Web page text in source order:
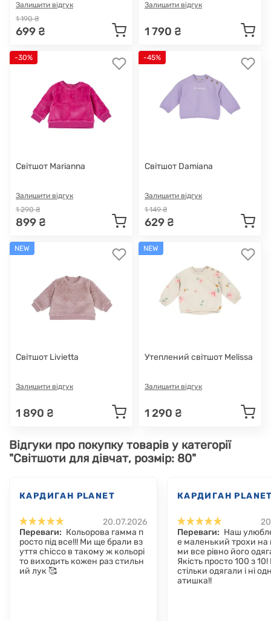
Залишити відгук
1 190 ₴
699 ₴
Залишити відгук
1 790 ₴
-30%
Світшот Marianna
Залишити відгук
1 290 ₴
899 ₴
-45%
Світшот Damiana
Залишити відгук
1 149 ₴
629 ₴
NEW
Світшот Livietta
Залишити відгук
1 890 ₴
NEW
Утеплений світшот Melissa
Залишити відгук
1 290 ₴
Відгуки про покупку товарів у категорії
"Світшоти для дівчат, розмір: 80"
КАРДИГАН PLANET
20.07.2026
Переваги: Кольорова гамма п
росто під все!!! Ми ще брали вз
уття chicco в такому ж кольорі
то виходить кожен раз стильн
ий лук 🥰
КАРДИГАН
Переваги: Наш
е маленький трохи на
ми все рівно його
Якість просто 100 з
стільки одягали і ні
атишка!!